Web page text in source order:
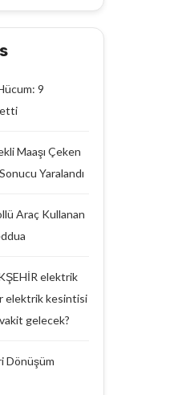
9
Maaşı Çeken
Yaralandı
Araç Kullanan
elektrik
elektrik kesintisi
gelecek?
Dönüşüm